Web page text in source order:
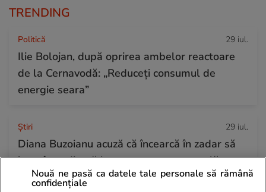
TRENDING
Politică 29 iul.
Ilie Bolojan, după oprirea ambelor reactoare
de la Cernavodă: „Reduceți consumul de
energie seara”
Ştiri 29 iul.
Diana Buzoianu acuză că încearcă în zadar să
intre în audiență la procuroarea generală a
României: „Am rămas șocată!”
Nouă ne pasă ca datele tale personale să rămână
confidențiale